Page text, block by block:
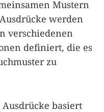
Mustern
werden
verschiedenen
definiert, die es
zu
basiert